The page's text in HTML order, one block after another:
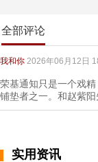
全部评论
我和你 2026年06月12日
荣基通知只是一个戏
铺垫者之一。和赵紫
实用资讯